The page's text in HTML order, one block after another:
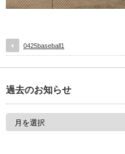
0425baseball1
過去のお知らせ